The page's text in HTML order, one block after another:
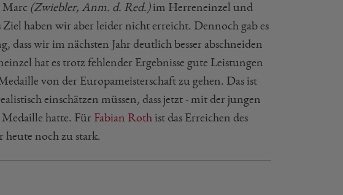
Marc (Zwiebler, Anm. d. Red.) im Herreneinzel und
haben wir aber leider nicht erreicht. Dennoch gab es
wir im nächsten Jahr deutlich besser abschneiden
hat es trotz fehlender Ergebnisse gute Leistungen
von der Europameisterschaft zu gehen. Das ist
einschätzen müssen, dass jetzt - mit der jungen
hatte. Für Fabian Roth ist das Erreichen des
heute noch zu stark.